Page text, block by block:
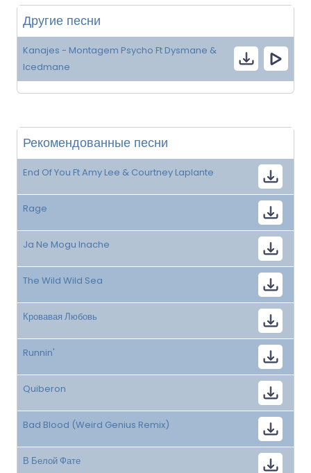
Другие песни
Kanajes - Montagem Psycho Ft Dysmane &
Icedmane
Рекомендованные песни
End Of You Ft Amy Lee & Courtney Laplante
Rage
Ja Ne Mogu Inache
The Wild Wild Sea
Кровавая Любовь
Runnin'
Quiberon
Bad Blood (Weird Genius Remix)
В Белой Фате